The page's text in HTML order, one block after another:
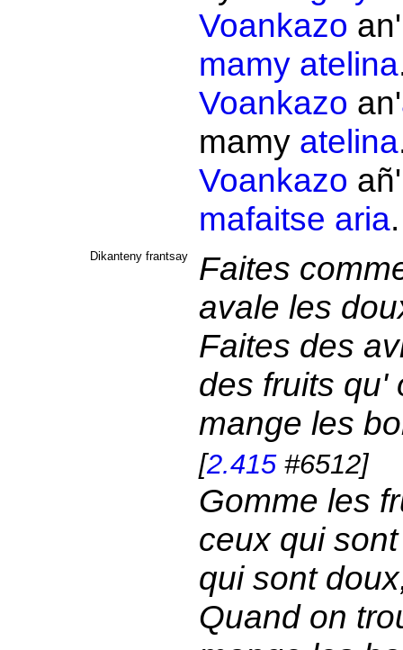
Voankazo
mamy atelina
Voankazo an'
mamy atelina
Voankazo
mafaitse aria
Dikanteny frantsay
Faites
avale les
Faites des
des fruits qu'
mange les
[2.415#6512]
Gomme les
ceux qui
qui sont
Quand on